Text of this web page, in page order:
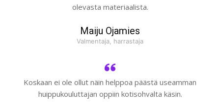
olevasta materiaalista.
Maiju Ojamies
Valmentaja, harrastaja
Koskaan ei ole ollut näin helppoa päästä useamman
huippukouluttajan oppiin kotisohvalta käsin.